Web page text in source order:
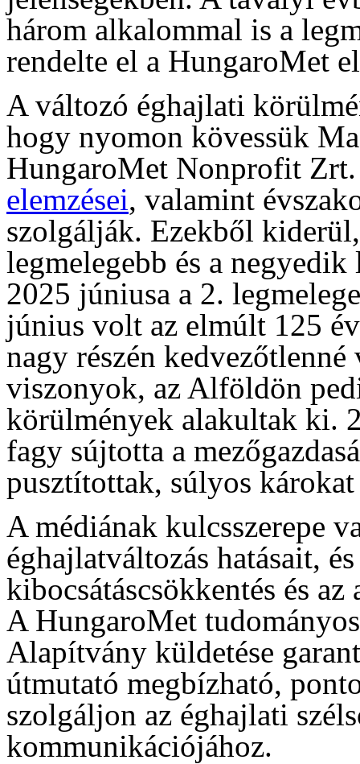
három alkalommal is a
rendelte el a HungaroMet
A változó éghajlati
hogy nyomon kövessük
HungaroMet Nonprofit
elemzései, valamint
szolgálják. Ezekből
legmelegebb és a
2025 júniusa a 2.
június volt az elmúlt 125
nagy részén
viszonyok, az Alföldön
körülmények alakultak ki.
fagy sújtotta a
pusztítottak, súlyos
A médiának kulcsszerepe
éghajlatváltozás hatásait,
kibocsátáscsökkentés és az
A HungaroMet
Alapítvány küldetése
útmutató megbízható,
szolgáljon az éghajlati
kommunikációjához.